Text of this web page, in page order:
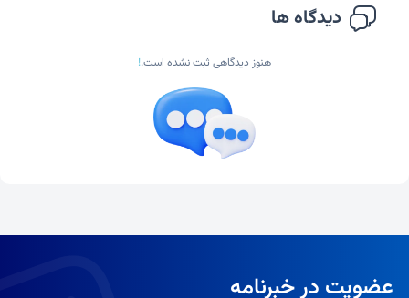
دیدگاه ها
هنوز دیدگاهی ثبت نشده است.!
عضویت در خبرنامه